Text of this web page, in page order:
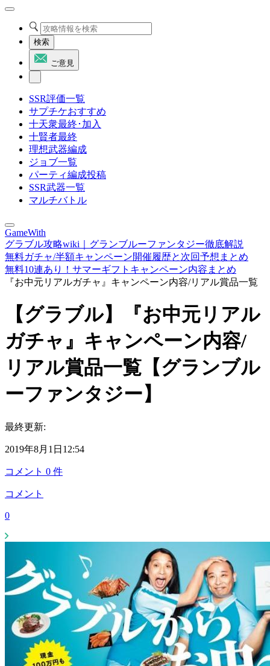
検索
ご意見
SSR評価一覧
サプチケおすすめ
十天衆最終･加入
十賢者最終
理想武器編成
ジョブ一覧
パーティ編成投稿
SSR武器一覧
マルチバトル
GameWith
グラブル攻略wiki｜グランブルーファンタジー徹底解説
無料ガチャ/半額キャンペーン開催履歴と次回予想まとめ
無料10連あり！サマーギフトキャンペーン内容まとめ
『お中元リアルガチャ』キャンペーン内容/リアル賞品一覧
【グラブル】『お中元リアル
ガチャ』キャンペーン内容/
リアル賞品一覧【グランブル
ーファンタジー】
最終更新:
2019年8月1日12:54
コメント 0 件
コメント
0